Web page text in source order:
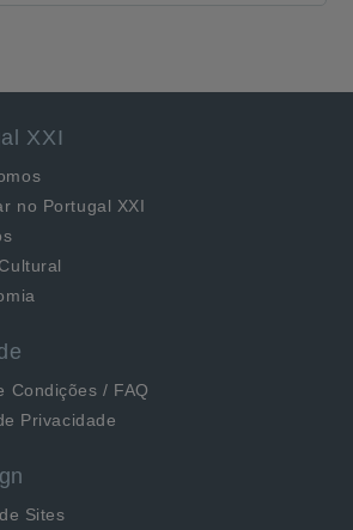
XXI
no Portugal XXI
Condições / FAQ
Privacidade
Sites